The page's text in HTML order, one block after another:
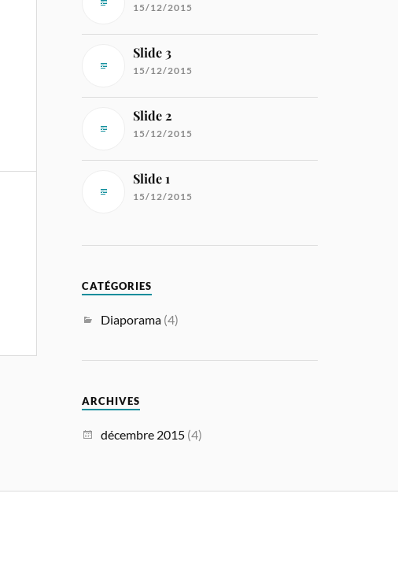
15/12/2015
Slide 3
15/12/2015
Slide 2
15/12/2015
Slide 1
15/12/2015
CATÉGORIES
Diaporama (4)
ARCHIVES
décembre 2015 (4)